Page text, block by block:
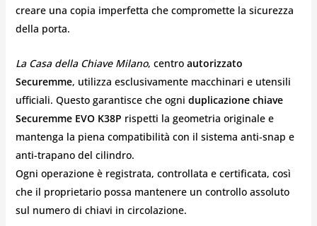
creare una copia imperfetta che compromette la sicurezza
della porta.
La Casa della Chiave Milano, centro autorizzato
Securemme, utilizza esclusivamente macchinari e utensili
ufficiali. Questo garantisce che ogni duplicazione chiave
Securemme EVO K38P rispetti la geometria originale e
mantenga la piena compatibilità con il sistema anti-snap e
anti-trapano del cilindro.
Ogni operazione è registrata, controllata e certificata, così
che il proprietario possa mantenere un controllo assoluto
sul numero di chiavi in circolazione.